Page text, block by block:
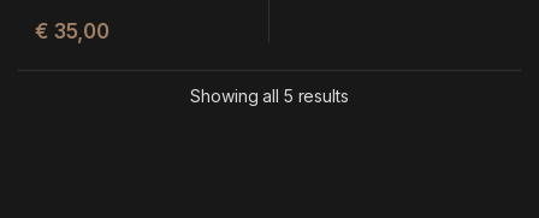
€ 35,00
Showing all 5 results